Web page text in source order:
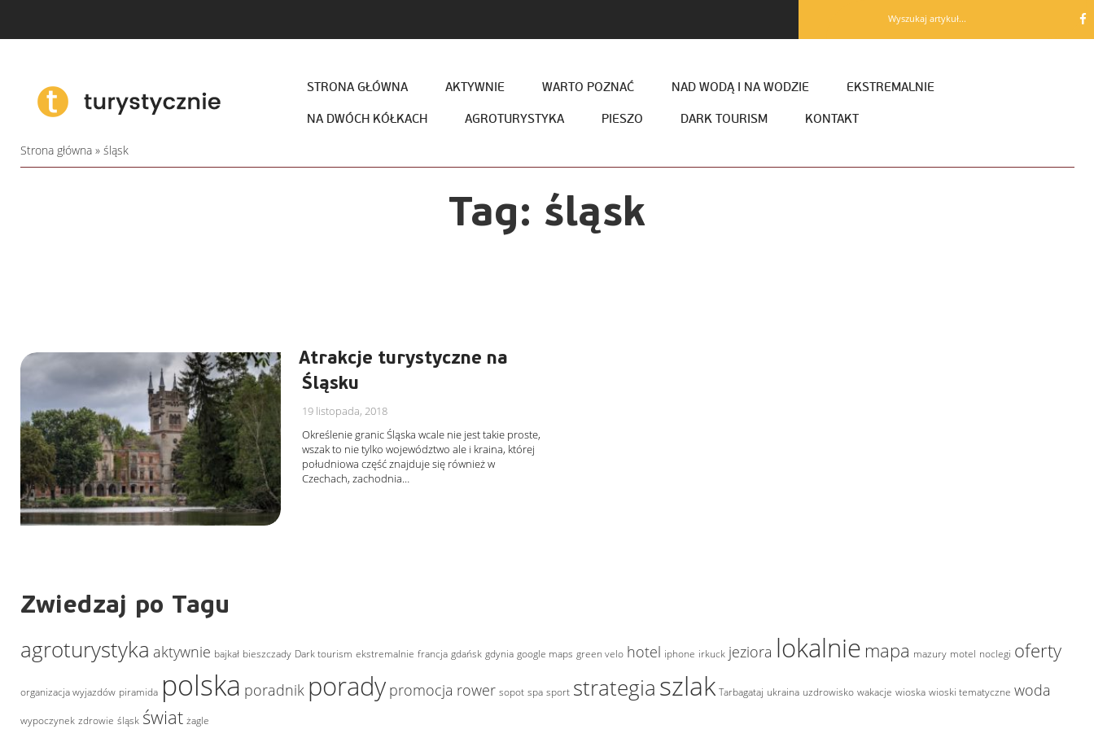
Wyszukaj artykuł...
STRONA GŁÓWNA AKTYWNIE WARTO POZNAĆ NAD WODĄ I NA WODZIE EKSTREMALNIE
NA DWÓCH KÓŁKACH AGROTURYSTYKA PIESZO DARK TOURISM
KONTAKT
Strona główna» śląsk
Tag: śląsk
Atrakcje turystyczne na
Śląsku
19 listopada, 2018
Określenie granic Śląska wcale nie jest takie proste,
wszak to nie tylko województwo ale i kraina, której
południowa część znajduje się również w
Czechach, zachodnia…
Zwiedzaj po Tagu
agroturystyka aktywnie bajkał bieszczady Dark tourism ekstremalnie francja gdańsk gdynia google maps green velo hotel iphone irkuck jeziora lokalnie mapa mazury motel noclegi oferty
organizacja wyjazdów piramida polska poradnik porady promocja rower sopot spa sport strategia szlak Tarbagataj ukraina uzdrowisko wakacje wioska wioski tematyczne woda
wypoczynek zdrowie śląsk świat żagle